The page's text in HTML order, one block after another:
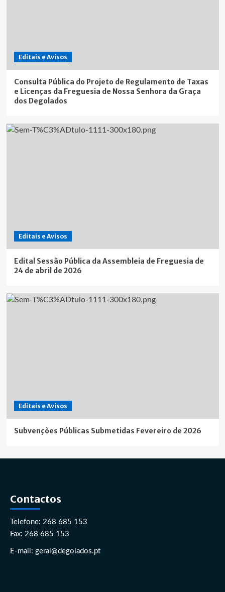
Editais e Avisos
Consulta Pública do Projeto de Regulamento de Taxas
e Licenças da Freguesia de Nossa Senhora da Graça
dos Degolados
Editais e Avisos
Edital Sessão Pública da Assembleia de Freguesia de
24 de abril de 2026
Editais e Avisos
Subvenções Públicas Submetidas Fevereiro de 2026
Contactos
Telefone: 268 685 153
Fax: 268 685 153
E-mail: geral@degolados.pt